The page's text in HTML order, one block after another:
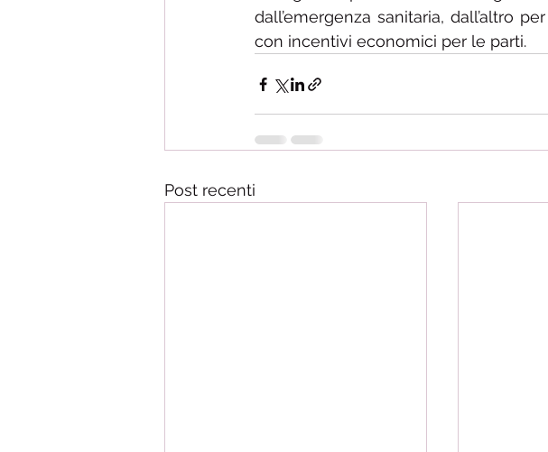
dall’emergenza sanitaria, dall’altro
con incentivi economici per le parti.
Post recenti